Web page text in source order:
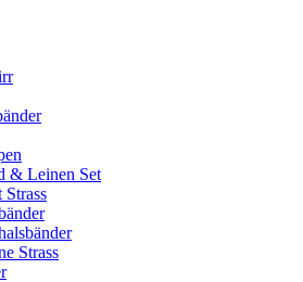
& Leinen Set
Strass
Strass